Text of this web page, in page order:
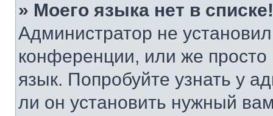
» Моего языка нет в списке!
Администратор не
конференции, или же
язык. Попробуйте узнать у
ли он установить нужный